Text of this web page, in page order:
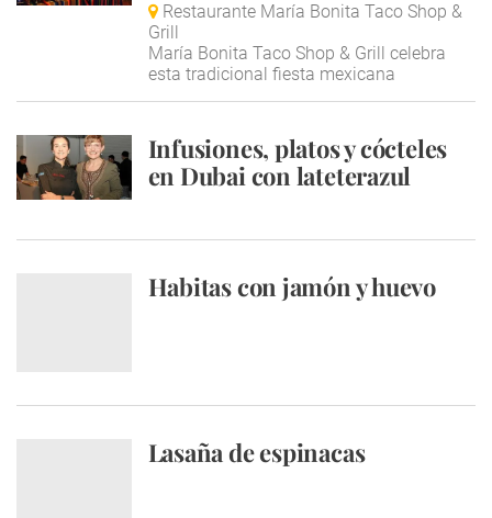
Restaurante María Bonita Taco Shop &
Grill
María Bonita Taco Shop & Grill celebra
esta tradicional fiesta mexicana
Infusiones, platos y cócteles
en Dubai con lateterazul
Habitas con jamón y huevo
Lasaña de espinacas